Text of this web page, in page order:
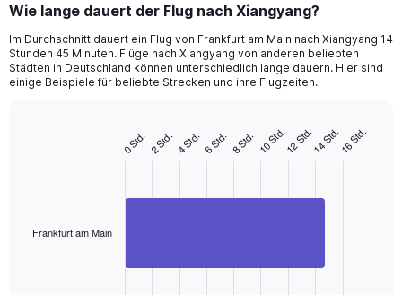
Wie lange dauert der Flug nach Xiangyang?
Im Durchschnitt dauert ein Flug von Frankfurt am Main nach Xiangyang 14
Stunden 45 Minuten. Flüge nach Xiangyang von anderen beliebten
Städten in Deutschland können unterschiedlich lange dauern. Hier sind
einige Beispiele für beliebte Strecken und ihre Flugzeiten.
The
Frankfurt am Main
0 Std. 2 Std. 4 Std.6 Std. 8 Std. 10 Std.12 Std.14 Std.16 Std.